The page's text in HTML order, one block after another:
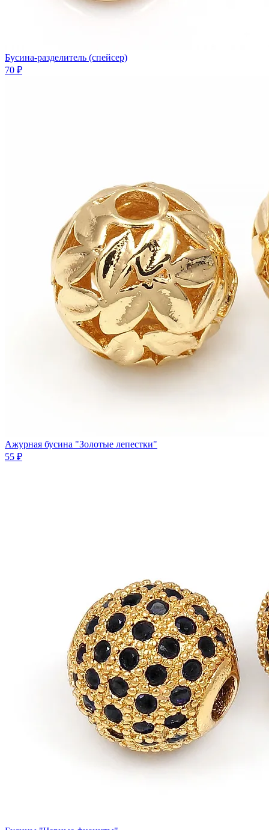
Бусина-разделитель (спейсер)
70 ₽
Ажурная бусина "Золотые лепестки"
55 ₽